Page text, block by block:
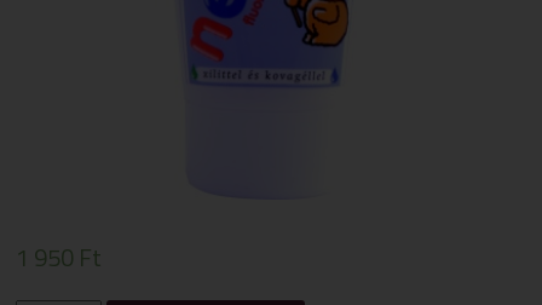
1 950 Ft